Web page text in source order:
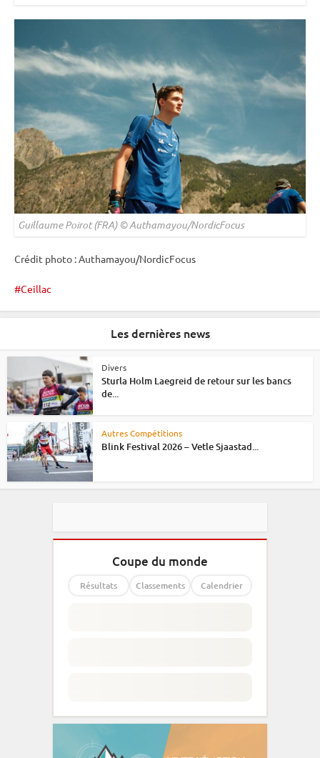
Guillaume Poirot (FRA) © Authamayou/NordicFocus
Crédit photo : Authamayou/NordicFocus
Ceillac
Les dernières news
Divers
Sturla Holm Laegreid de retour sur les bancs
de...
Autres Compétitions
Blink Festival 2026 – Vetle Sjaastad...
Coupe du monde
Résultats Classements Calendrier